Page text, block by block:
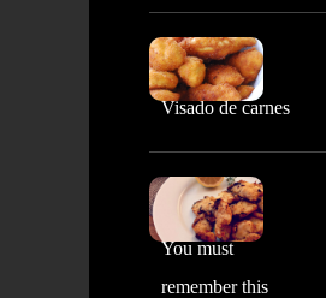
Visado de carnes
You must
remember this